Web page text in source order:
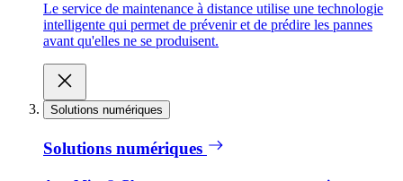
Le service de maintenance à distance utilise une technologie
intelligente qui permet de prévenir et de prédire les pannes
avant qu'elles ne se produisent.
Solutions numériques
Solutions numériques